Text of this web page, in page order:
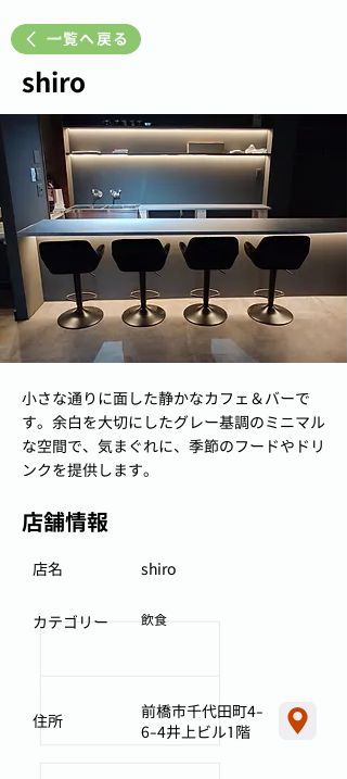
一覧へ戻る
shiro
小さな通りに面した静かなカフェ＆バーで
す。余白を大切にしたグレー基調のミニマル
な空間で、気まぐれに、季節のフードやドリ
ンクを提供します。
店舗情報
shiro
店名
飲食
カテゴリー
前橋市千代田町4-
6-4井上ビル1階
住所